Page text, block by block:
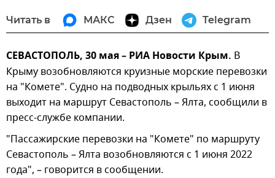
Читать в МАКС Дзен Telegram
СЕВАСТОПОЛЬ, 30 мая – РИА Новости Крым. В
Крыму возобновляются круизные морские перевозки
на "Комете". Судно на подводных крыльях с 1 июня
выходит на маршрут Севастополь – Ялта, сообщили в
пресс-службе компании.
"Пассажирские перевозки на "Комете" по маршруту
Севастополь – Ялта возобновляются с 1 июня 2022
года", – говорится в сообщении.